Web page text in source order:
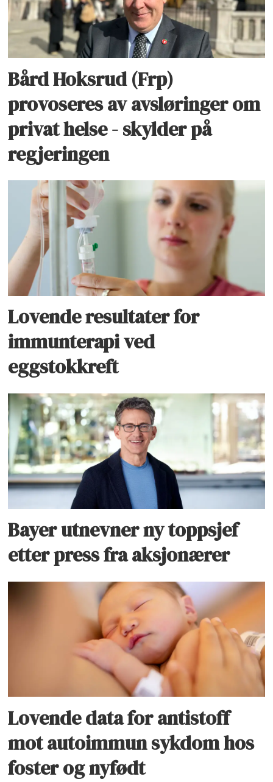
Bård Hoksrud (Frp)
provoseres av avsløringer om
privat helse - skylder på
regjeringen
Lovende resultater for
immunterapi ved
eggstokkreft
Bayer utnevner ny toppsjef
etter press fra aksjonærer
Lovende data for antistoff
mot autoimmun sykdom hos
foster og nyfødt